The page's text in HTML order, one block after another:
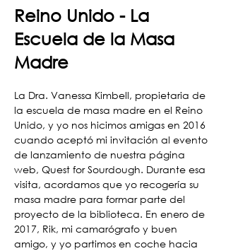
Reino Unido - La
Escuela de la Masa
Madre
La Dra. Vanessa Kimbell, propietaria de
la escuela de masa madre en el Reino
Unido, y yo nos hicimos amigas en 2016
cuando aceptó mi invitación al evento
de lanzamiento de nuestra página
web, Quest for Sourdough. Durante esa
visita, acordamos que yo recogería su
masa madre para formar parte del
proyecto de la biblioteca. En enero de
2017, Rik, mi camarógrafo y buen
amigo, y yo partimos en coche hacia